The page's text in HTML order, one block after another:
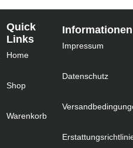
Quick
Links
Home
Shop
Warenkorb
Informationen
Impressum
Datenschutz